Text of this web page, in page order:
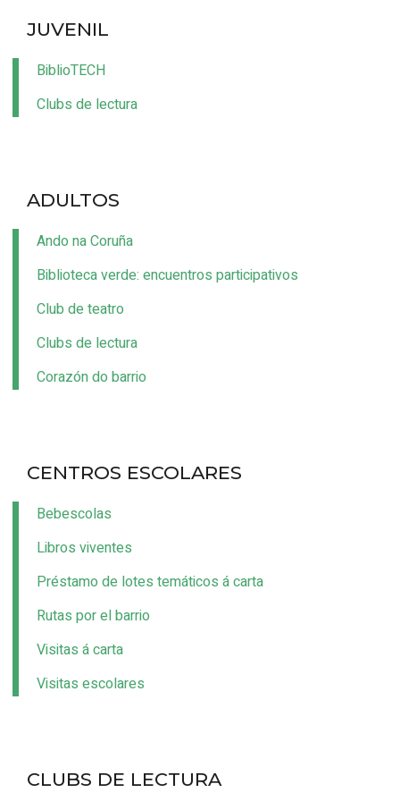
JUVENIL
BiblioTECH
Clubs de lectura
ADULTOS
Ando na Coruña
Biblioteca verde: encuentros participativos
Club de teatro
Clubs de lectura
Corazón do barrio
CENTROS ESCOLARES
Bebescolas
Libros viventes
Préstamo de lotes temáticos á carta
Rutas por el barrio
Visitas á carta
Visitas escolares
CLUBS DE LECTURA